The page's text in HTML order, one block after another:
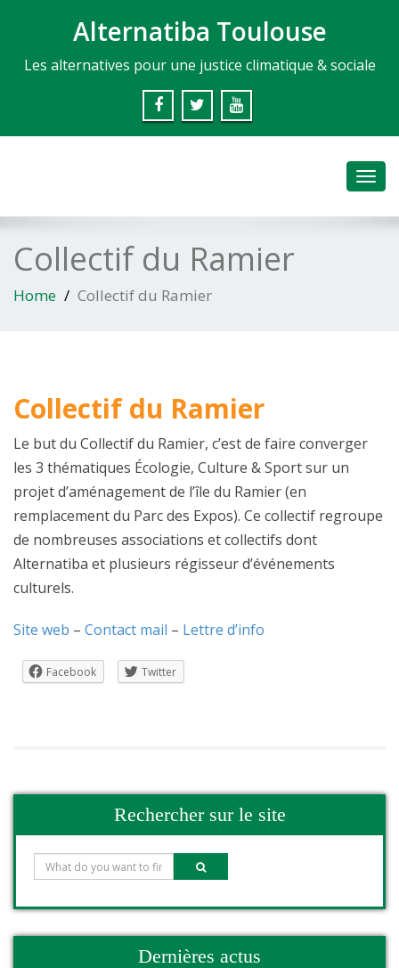
Alternatiba Toulouse
Les alternatives pour une justice climatique & sociale
Collectif du Ramier
Home Collectif du Ramier
Collectif du Ramier
Le but du Collectif du Ramier, c’est de faire converger
les 3 thématiques Écologie, Culture & Sport sur un
projet d’aménagement de l’île du Ramier (en
remplacement du Parc des Expos). Ce collectif regroupe
de nombreuses associations et collectifs dont
Alternatiba et plusieurs régisseur d’événements
culturels.
Site web – Contact mail – Lettre d’info
Facebook Twitter
Rechercher sur le site
Dernières actus